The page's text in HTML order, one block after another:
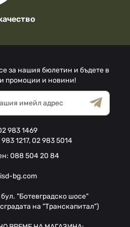
за нашия бюлетин и бъдете в
промоции и новини!
условия за
983 1469
1217,02 983 5014
088 504 20 84
bg.com
"Ботевградско шосе"
на "Транскапитал")